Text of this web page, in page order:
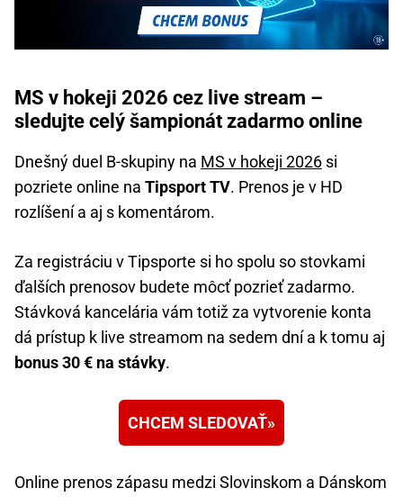
MS v hokeji 2026 cez live stream –
sledujte celý šampionát zadarmo online
Dnešný duel B-skupiny na MS v hokeji 2026 si
pozriete online na Tipsport TV. Prenos je v HD
rozlíšení a aj s komentárom.
Za registráciu v Tipsporte si ho spolu so stovkami
ďalších prenosov budete môcť pozrieť zadarmo.
Stávková kancelária vám totiž za vytvorenie konta
dá prístup k live streamom na sedem dní a k tomu aj
bonus 30 € na stávky.
CHCEM SLEDOVAŤ
Online prenos zápasu medzi Slovinskom a Dánskom